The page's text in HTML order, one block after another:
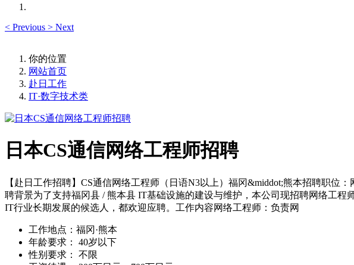
< Previous > Next
你的位置
网站首页
赴日工作
IT·数字技术类
日本CS通信网络工程师招聘
【赴日工作招聘】CS通信网络工程师（日语N3以上）福冈&middot;熊本招聘职位
聘背景为了支持福冈县 / 熊本县 IT基础设施的建设与维护，本公司现招聘网络工
IT行业长期发展的候选人，都欢迎应聘。工作内容网络工程师：负责网
工作地点： ​福冈·熊本
年龄要求：
40岁以下
性别要求：
不限